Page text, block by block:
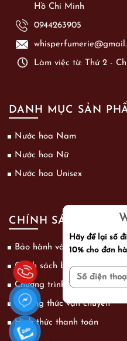
Hồ Chí Minh
0944263905
Làm việc từ: Thứ 2 -
DANH MỤC SẢN
Nước hoa Nam
Nước hoa Nữ
Nước hoa Unisex
CHÍNH SÁCH
Bảo hành và đổi trả
Chính sách bảo mật thông
Chương trình khuyến mãi
Phương thức vận chuyển
Hình thức thanh toán
Hãy để lại số
10% cho đơn